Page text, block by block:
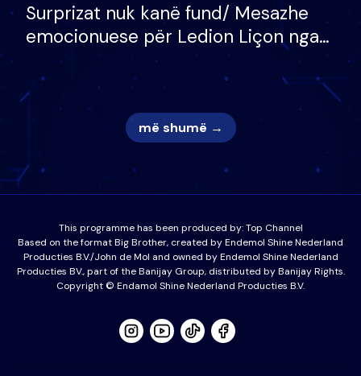
Surprizat nuk kanë fund/ Mesazhe
emocionuese për Ledion Liçon nga
nëna dhe fëmijët e tij, moderatori
nuk i mban dot lotët: Nuk meritoj…
më shumë →
This programme has been produced by:Top Channel
Based on the format Big Brother, created by Endemol Shine Nederland
Producties B.V./John de Mol and owned by Endemol Shine Nederland
Producties BV., part of the Banijay Group, distributed by Banijay Rights.
Copyright © Endamol Shine Nederland Producties B.V.